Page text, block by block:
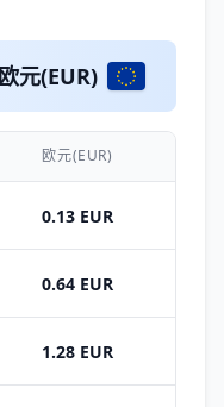
欧元(EUR)
欧元(EUR)
0.13 EUR
0.64 EUR
1.28 EUR